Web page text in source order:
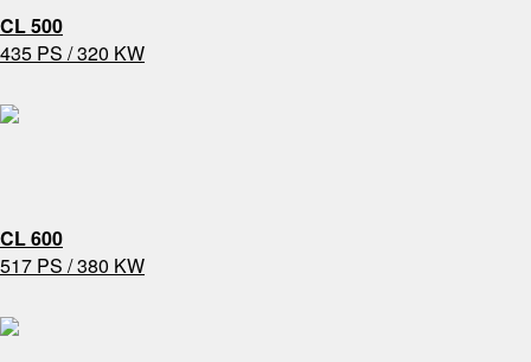
CL 500
435 PS / 320 KW
CL 600
517 PS / 380 KW